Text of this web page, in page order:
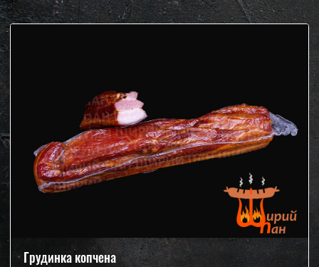
Грудинка копчена